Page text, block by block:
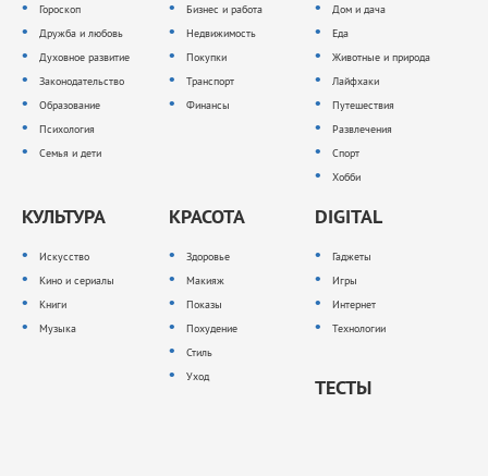
Гороскоп
Дружба и любовь
Духовное развитие
Законодательство
Образование
Психология
Семья и дети
Бизнес и работа
Недвижимость
Покупки
Транспорт
Финансы
Дом и дача
Еда
Животные и природа
Лайфхаки
Путешествия
Развлечения
Спорт
Хобби
КУЛЬТУРА
Искусство
Кино и сериалы
Книги
Музыка
КРАСОТА
Здоровье
Макияж
Показы
Похудение
Стиль
Уход
DIGITAL
Гаджеты
Игры
Интернет
Технологии
ТЕСТЫ